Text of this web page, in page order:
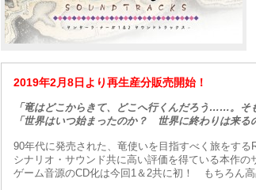
2019年2月8日より再生産分販売開始！
「竜はどこからきて、どこへ行くんだろう……。そ
「世界はいつ始まったのか？ 世界に終わりは来
90年代に発売された、竜使いを目指すべく旅をす
シナリオ・サウンド共に高い評価を得ている本作の
ゲーム音源のCD化は今回1＆2共に初！ もちろん